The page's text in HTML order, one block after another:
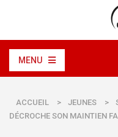
MENU
ACCUEIL > JEUNES >
DÉCROCHE SON MAINTIEN